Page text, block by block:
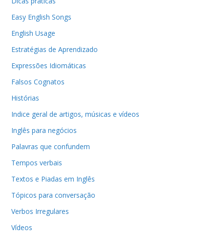
Easy English Songs
English Usage
Estratégias de Aprendizado
Expressões Idiomáticas
Falsos Cognatos
Histórias
Indice geral de artigos, músicas e vídeos
Inglês para negócios
Palavras que confundem
Tempos verbais
Textos e Piadas em Inglês
Tópicos para conversação
Verbos Irregulares
Vídeos